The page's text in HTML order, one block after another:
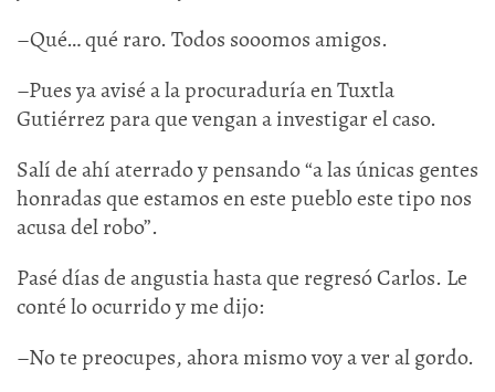
–Qué… qué raro. Todos sooomos amigos.
–Pues ya avisé a la procuraduría en Tuxtla
Gutiérrez para que vengan a investigar el caso.
Salí de ahí aterrado y pensando “a las únicas gentes
honradas que estamos en este pueblo este tipo nos
acusa del robo”.
Pasé días de angustia hasta que regresó Carlos. Le
conté lo ocurrido y me dijo:
–No te preocupes, ahora mismo voy a ver al gordo.